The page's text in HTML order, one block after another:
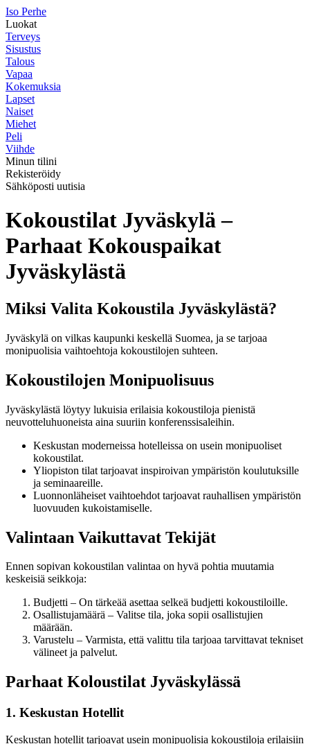
Iso Perhe
Luokat
Terveys
Sisustus
Talous
Vapaa
Kokemuksia
Lapset
Naiset
Miehet
Peli
Viihde
Minun tilini
Rekisteröidy
Sähköposti uutisia
Kokoustilat Jyväskylä –
Parhaat Kokouspaikat
Jyväskylästä
Miksi Valita Kokoustila Jyväskylästä?
Jyväskylä on vilkas kaupunki keskellä Suomea, ja se tarjoaa
monipuolisia vaihtoehtoja kokoustilojen suhteen.
Kokoustilojen Monipuolisuus
Jyväskylästä löytyy lukuisia erilaisia kokoustiloja pienistä
neuvotteluhuoneista aina suuriin konferenssisaleihin.
Keskustan moderneissa hotelleissa on usein monipuoliset
kokoustilat.
Yliopiston tilat tarjoavat inspiroivan ympäristön koulutuksille
ja seminaareille.
Luonnonläheiset vaihtoehdot tarjoavat rauhallisen ympäristön
luovuuden kukoistamiselle.
Valintaan Vaikuttavat Tekijät
Ennen sopivan kokoustilan valintaa on hyvä pohtia muutamia
keskeisiä seikkoja:
Budjetti – On tärkeää asettaa selkeä budjetti kokoustiloille.
Osallistujamäärä – Valitse tila, joka sopii osallistujien
määrään.
Varustelu – Varmista, että valittu tila tarjoaa tarvittavat tekniset
välineet ja palvelut.
Parhaat Koloustilat Jyväskylässä
1. Keskustan Hotellit
Keskustan hotellit tarjoavat usein monipuolisia kokoustiloja erilaisiin